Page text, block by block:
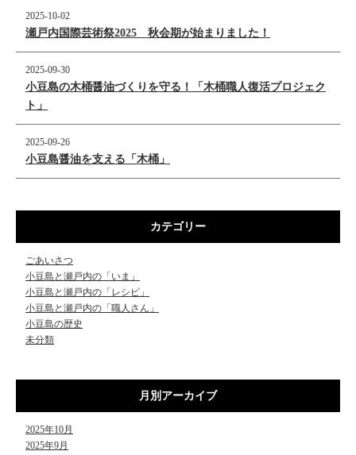
2025-10-02
瀬戸内国際芸術祭2025 秋会期が始まりました！
2025-09-30
小豆島の木桶醤油づくりを守る！「木桶職人復活プロジェク
ト」
2025-09-26
小豆島醤油を支える「木桶」
カテゴリー
ごあいさつ
小豆島と瀬戸内の「いま」
小豆島と瀬戸内の「レシピ」
小豆島と瀬戸内の「職人さん」
小豆島の歴史
未分類
月別アーカイブ
2025年10月
2025年9月